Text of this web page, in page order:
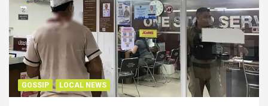
GOSSIP LOCAL NEWS